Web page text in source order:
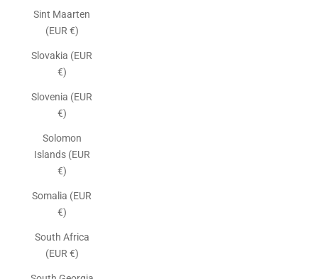
Sint Maarten
(EUR €)
Slovakia (EUR
€)
Slovenia (EUR
€)
Solomon
Islands (EUR
€)
Somalia (EUR
€)
South Africa
(EUR €)